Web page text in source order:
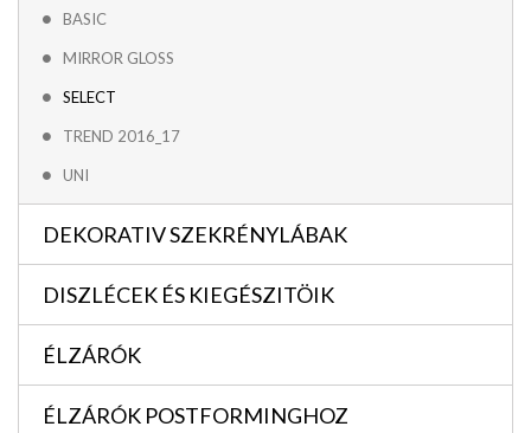
BASIC
MIRROR GLOSS
SELECT
TREND 2016_17
UNI
DEKORATIV SZEKRÉNYLÁBAK
DISZLÉCEK ÉS KIEGÉSZITÖIK
ÉLZÁRÓK
ÉLZÁRÓK POSTFORMINGHOZ